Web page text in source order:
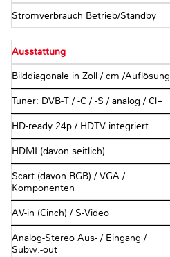
Stromverbrauch Betrieb/Standby
Ausstattung
Bilddiagonale in Zoll / cm /Auflösung
Tuner: DVB-T / -C / -S / analog / Cl+
HD-ready 24p / HDTV integriert
HDMI (davon seitlich)
Scart (davon RGB) / VGA /
Komponenten
AV-in (Cinch) / S-Video
Analog-Stereo Aus- / Eingang /
Subw.-out